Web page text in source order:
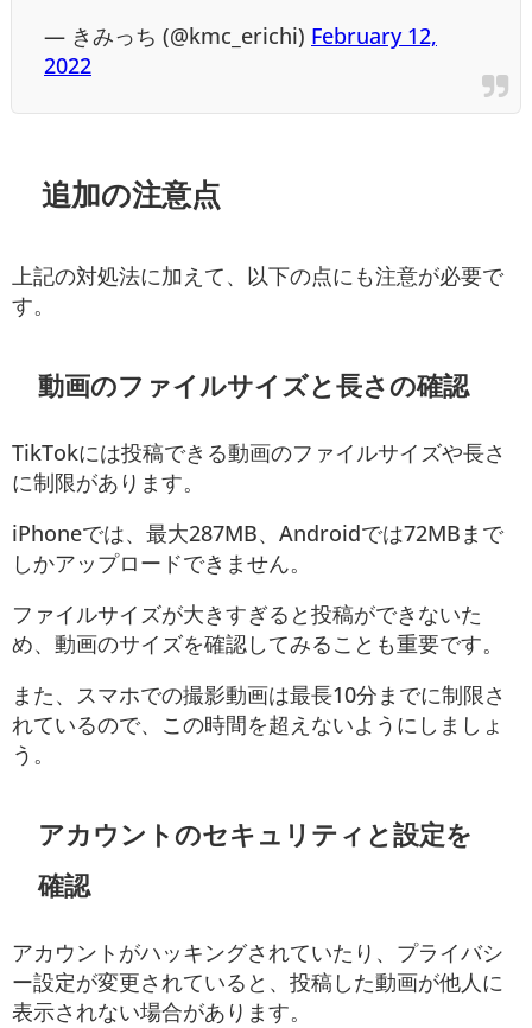
— きみっち (@kmc_erichi) February 12,
2022
追加の注意点
上記の対処法に加えて、以下の点にも注意が必要で
す。
動画のファイルサイズと長さの確認
TikTokには投稿できる動画のファイルサイズや長さ
に制限があります。
iPhoneでは、最大287MB、Androidでは72MBまで
しかアップロードできません。
ファイルサイズが大きすぎると投稿ができないた
め、動画のサイズを確認してみることも重要です。
また、スマホでの撮影動画は最長10分までに制限さ
れているので、この時間を超えないようにしましょ
う。
アカウントのセキュリティと設定を
確認
アカウントがハッキングされていたり、プライバシ
ー設定が変更されていると、投稿した動画が他人に
表示されない場合があります。